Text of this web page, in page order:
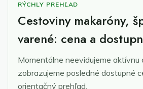
RÝCHLY PREHĽAD
Cestoviny makaróny,
varené: cena a
Momentálne neevidujeme aktívnu
zobrazujeme posledné dostupné
orientačný prehľad.